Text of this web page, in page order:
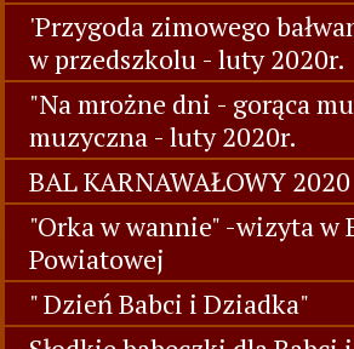
'Przygoda zimowego
w przedszkolu - luty 2020r.
"Na mrożne dni - gorąca
muzyczna - luty 2020r.
BAL KARNAWAŁOWY 2020
"Orka w wannie" -wizyta w
Powiatowej
" Dzień Babci i Dziadka"